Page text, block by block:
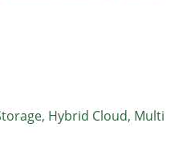
Hybrid Cloud, Multi